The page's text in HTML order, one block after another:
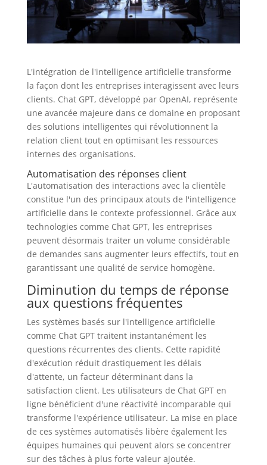
L'intégration de l'intelligence artificielle transforme
la façon dont les entreprises interagissent avec leurs
clients. Chat GPT, développé par OpenAI, représente
une avancée majeure dans ce domaine en proposant
des solutions intelligentes qui révolutionnent la
relation client tout en optimisant les ressources
internes des organisations.
Automatisation des réponses client
L'automatisation des interactions avec la clientèle
constitue l'un des principaux atouts de l'intelligence
artificielle dans le contexte professionnel. Grâce aux
technologies comme Chat GPT, les entreprises
peuvent désormais traiter un volume considérable
de demandes sans augmenter leurs effectifs, tout en
garantissant une qualité de service homogène.
Diminution du temps de réponse
aux questions fréquentes
Les systèmes basés sur l'intelligence artificielle
comme Chat GPT traitent instantanément les
questions récurrentes des clients. Cette rapidité
d'exécution réduit drastiquement les délais
d'attente, un facteur déterminant dans la
satisfaction client. Les utilisateurs de Chat GPT en
ligne bénéficient d'une réactivité incomparable qui
transforme l'expérience utilisateur. La mise en place
de ces systèmes automatisés libère également les
équipes humaines qui peuvent alors se concentrer
sur des tâches à plus forte valeur ajoutée.